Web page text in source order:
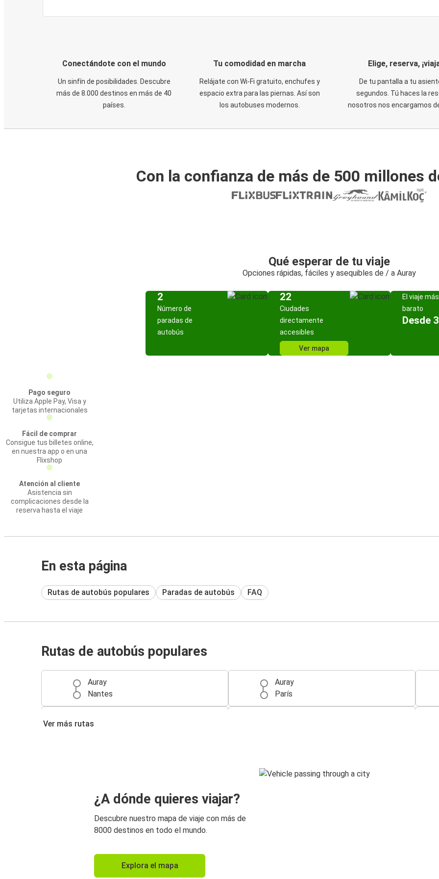
Conectándote con el mundo
Un sinfín de posibilidades. Descubre
más de 8.000 destinos en más de 40
países.
Tu comodidad en marcha
Relájate con Wi-Fi gratuito, enchufes y
espacio extra para las piernas. Así son
los autobuses modernos.
Elige, reserva,
De tu pantalla a tu
segundos. Tú haces la
nosotros nos encargamos
Con la confianza de más de 500 millones
Qué esperar de tu viaje
Opciones rápidas, fáciles y asequibles de / a Auray
2
Número de
paradas de
autobús
22
Ciudades
directamente
accesibles
Ver mapa
El viaje más
barato
Desde
Pago seguro
Utiliza Apple Pay, Visa y
tarjetas internacionales
Fácil de comprar
Consigue tus billetes online,
en nuestra app o en una
Flixshop
Atención al cliente
Asistencia sin
complicaciones desde la
reserva hasta el viaje
En esta página
Rutas de autobús populares Paradas de autobús FAQ
Rutas de autobús populares
Auray
Nantes
Auray
París
San Sebastián
Auray
Ver más rutas
¿A dónde quieres viajar?
Descubre nuestro mapa de viaje con más de
8000 destinos en todo el mundo.
Explora el mapa